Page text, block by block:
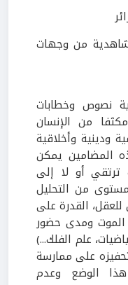
من وجهات
نصوص وخطابات
من الإنسان
ودينية وأخلاقية
المضامين يمكن
ترتقي أو لا إلى
من التحليل
القدرة على
الموت ومدى حضور
علم الفلك...)
على ممارسة
الوضع وعدم